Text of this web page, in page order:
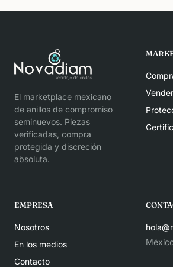
El marketplace mexicano
de anillos de compromiso
seminuevos. Piezas
verificadas, compra
protegida y discreción
absoluta.
EMPRESA
Nosotros
En los medios
Contacto